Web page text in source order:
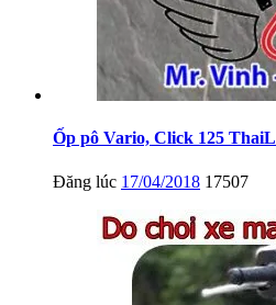
Ốp pô Vario, Click 125
Đăng lúc 17/04/2018 17507